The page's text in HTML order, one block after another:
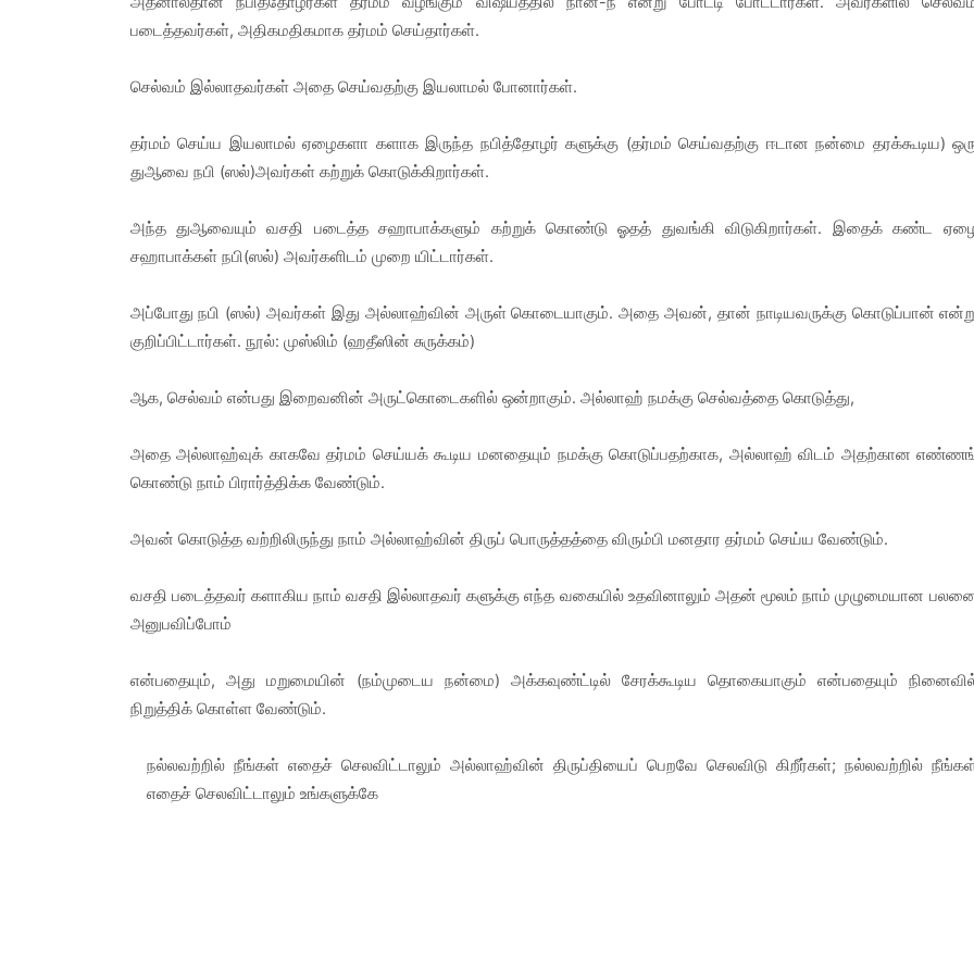
படைத்தவர்கள், அதிகமதிகமாக தர்மம் செய்தார்கள்.
செல்வம் இல்லாதவர்கள் அதை செய்வதற்கு இயலாமல் போனார்கள்.
தர்மம் செய்ய இயலாம‌ல் ஏழைகளா களாக இருந்த‌ நபித்தோழர் களுக்கு (தர்மம் செய்வதற்கு ஈடான நன்மை தரக்கூடிய)
துஆவை நபி (ஸல்)அவர்கள் கற்றுக் கொடுக்கிறார்கள்.
அந்த துஆவையும் வசதி படைத்த சஹாபாக்களும் கற்றுக் கொண்டு ஓதத் துவங்கி விடுகிறார்கள். இதைக் கண்ட
சஹாபாக்கள் நபி(ஸல்) அவர்களிடம் முறை யிட்டார்கள்.
அப்போது நபி (ஸல்) அவர்கள் இது அல்லாஹ்வின் அருள் கொடையாகும். அதை அவன், தான் நாடியவருக்கு கொடுப்பான்
குறிப்பிட்டார்கள். நூல்: முஸ்லிம் (ஹதீஸின் சுருக்கம்)
ஆக, செல்வம் என்பது இறைவனின் அருட்கொடைகளில் ஒன்றாகும். அல்லாஹ் நமக்கு செல்வத்தை கொடுத்து,
அதை அல்லாஹ்வுக் காகவே தர்மம் செய்யக் கூடிய மனதையும் நமக்கு கொடுப்பதற்காக, அல்லாஹ் விடம் அதற்கான‌
கொண்டு நாம் பிரார்த்திக்க வேண்டும்.
அவன் கொடுத்த வற்றிலிருந்து நாம் அல்லாஹ்வின் திருப் பொருத்தத்தை விரும்பி மனதார தர்மம் செய்ய வேண்டும்.
வசதி படைத்தவர் களாகிய நாம் வசதி இல்லாதவர் களுக்கு எந்த வகையில் உதவினாலும் அதன் மூலம் நாம் முழுமையான
அனுபவிப்போம்
என்பதையும், அது மறுமையின் (நம்முடைய நன்மை) அக்கவுண்ட்டில் சேரக்கூடிய தொகையாகும் என்பதையும்
நிறுத்திக் கொள்ள வேண்டும்.
நல்லவற்றில் நீங்கள் எதைச் செலவிட்டாலும் அல்லாஹ்வின் திருப்தியைப் பெறவே செலவிடு கிறீர்கள்; நல்லவற்றில்
எதைச் செலவிட்டாலும் உங்களுக்கே